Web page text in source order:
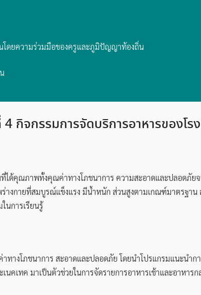
โดยความร่วมมือของครูและภูมิปัญญาท้องถิ่น
กิจกรรมการจัดบริการอาหารของโร
ที่ได้คุณภาพทั้งคุณค่าทางโภชนาการ ความสะอาดและปลอดภั
างกายที่สมบูรณ์แข็งแรง มีน้ำหนัก ส่วนสูงตามเกณฑ์มาตรฐา
นการเรียนรู้
งโภชนาการ สะอาดและปลอดภัย โดยนำโปรแกรมแนะนำก
คเทค มาเป็นตัวช่วยในการจัดรายการอาหารเช้าและอาหาร